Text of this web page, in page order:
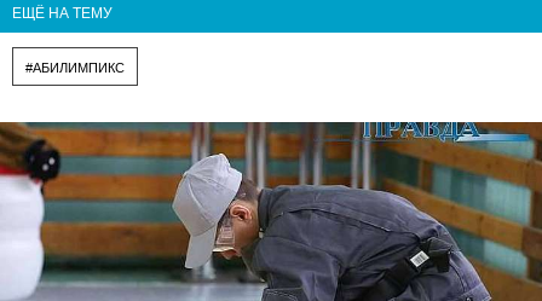
ЕЩЁ НА ТЕМУ
#АБИЛИМПИКС